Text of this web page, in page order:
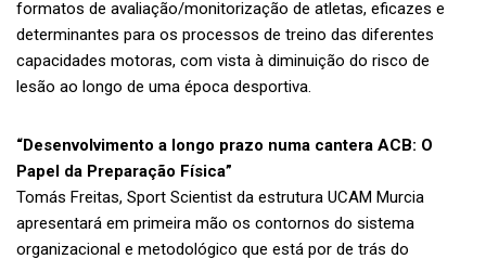
formatos de avaliação/monitorização de atletas, eficazes e
determinantes para os processos de treino das diferentes
capacidades motoras, com vista à diminuição do risco de
lesão ao longo de uma época desportiva.
“Desenvolvimento a longo prazo numa cantera ACB: O
Papel da Preparação Física”
Tomás Freitas, Sport Scientist da estrutura UCAM Murcia
apresentará em primeira mão os contornos do sistema
organizacional e metodológico que está por de trás do